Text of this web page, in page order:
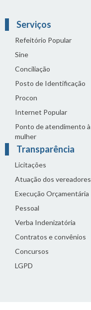
Serviços
Refeitório Popular
Sine
Conciliação
Posto de Identificação
Procon
Internet Popular
Ponto de atendimento à
mulher
Transparência
Licitações
Atuação dos vereadores
Execução Orçamentária
Pessoal
Verba Indenizatória
Contratos e convênios
Concursos
LGPD